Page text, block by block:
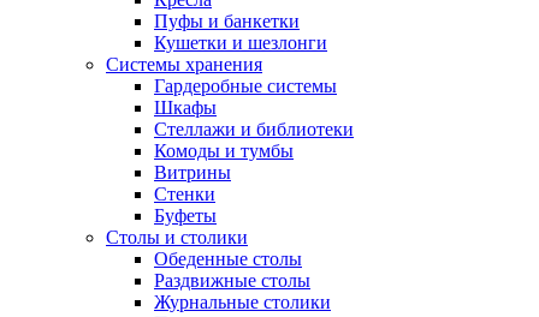
Пуфы и банкетки
Кушетки и шезлонги
Системы хранения
Гардеробные системы
Шкафы
Стеллажи и библиотеки
Комоды и тумбы
Витрины
Стенки
Буфеты
Столы и столики
Обеденные столы
Раздвижные столы
Журнальные столики